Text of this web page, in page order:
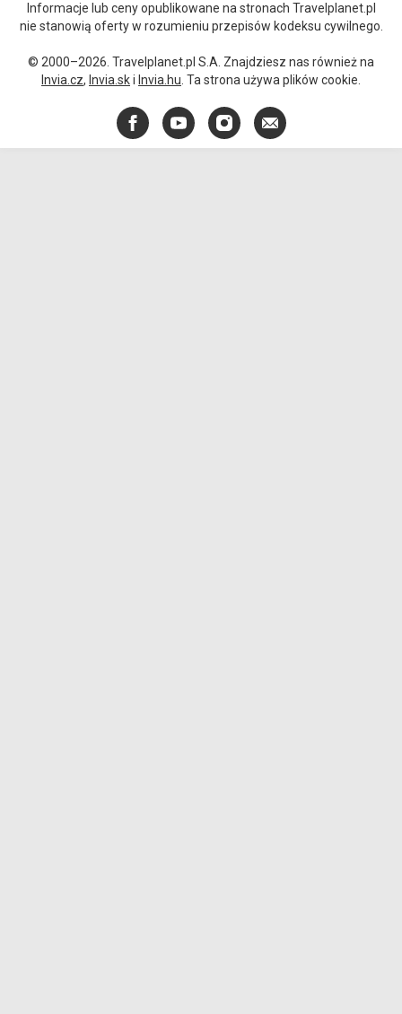
Informacje lub ceny opublikowane na stronach Travelplanet.pl
nie stanowią oferty w rozumieniu przepisów kodeksu cywilnego.
© 2000–2026. Travelplanet.pl S.A. Znajdziesz nas również na
Invia.cz, Invia.ski Invia.hu . Ta strona używa plików cookie.
FacebookYouTubeInstagram
E-
mail